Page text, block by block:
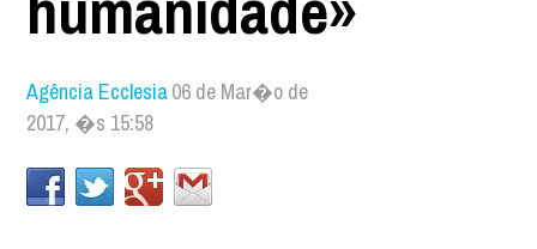
Agência Ecclesia06 de Mar�o de
2017, �s 15:58